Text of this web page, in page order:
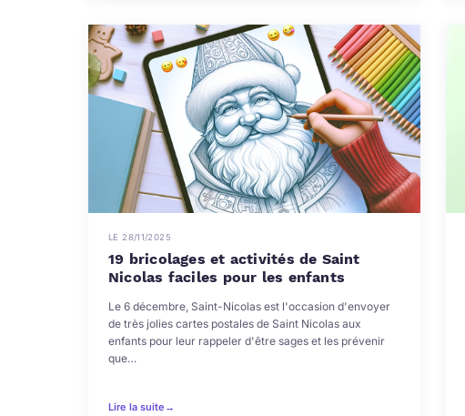
LE 28/11/2025
19 bricolages et activités de Saint
Nicolas faciles pour les enfants
Le 6 décembre, Saint-Nicolas est l'occasion d'envoyer
de très jolies cartes postales de Saint Nicolas aux
enfants pour leur rappeler d'être sages et les prévenir
que…
Lire la suite →